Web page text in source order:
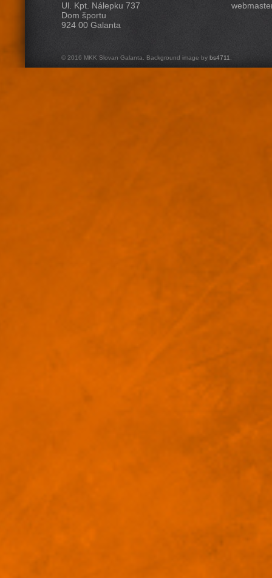
Ul. Kpt. Nálepku 737
Dom športu
924 00 Galanta
© 2016 MKK Slovan Galanta. Background image by bs4711